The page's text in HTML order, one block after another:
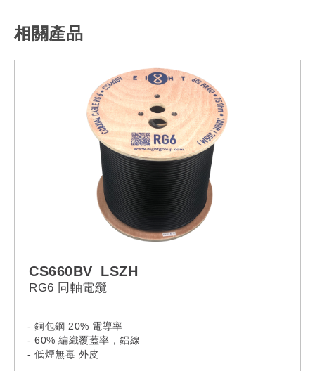
相關產品
CS660BV_LSZH
RG6 同軸電纜
- 銅包鋼 20% 電導率
- 60% 編織覆蓋率，鋁線
- 低煙無毒 外皮